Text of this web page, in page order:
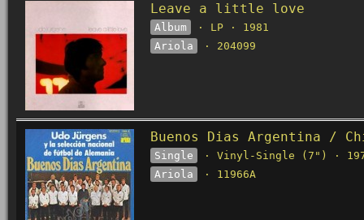
Leave a little love
Album
· LP · 1981
Ariola
· 204099
Buenos Dias Argentina /
Single
· Vinyl-Single (7") ·
Ariola
· 11966A